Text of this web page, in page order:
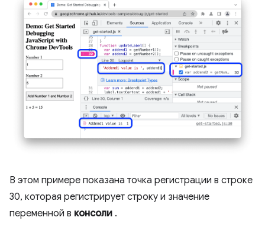
В этом примере показана точка регистрации в строке
30, которая регистрирует строку и значение
переменной в консоли .